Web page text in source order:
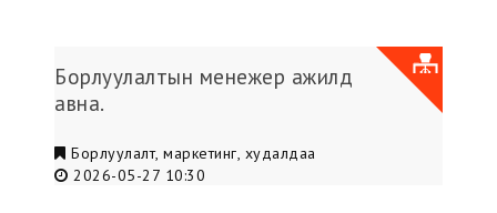
Борлуулалтын менежер ажилд
авна.
Борлуулалт, маркетинг, худалдаа
2026-05-27 10:30